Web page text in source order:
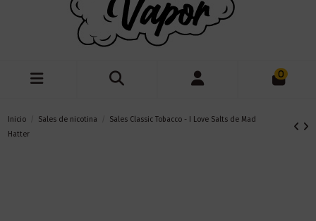
0
Inicio Sales de nicotina
Sales Classic Tobacco - I Love Salts de Mad
Hatter